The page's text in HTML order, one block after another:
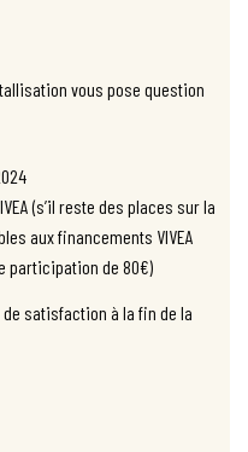
vous pose question
(s’il reste des places sur la
aux financements VIVEA
participation de 80€)
satisfaction à la fin de la